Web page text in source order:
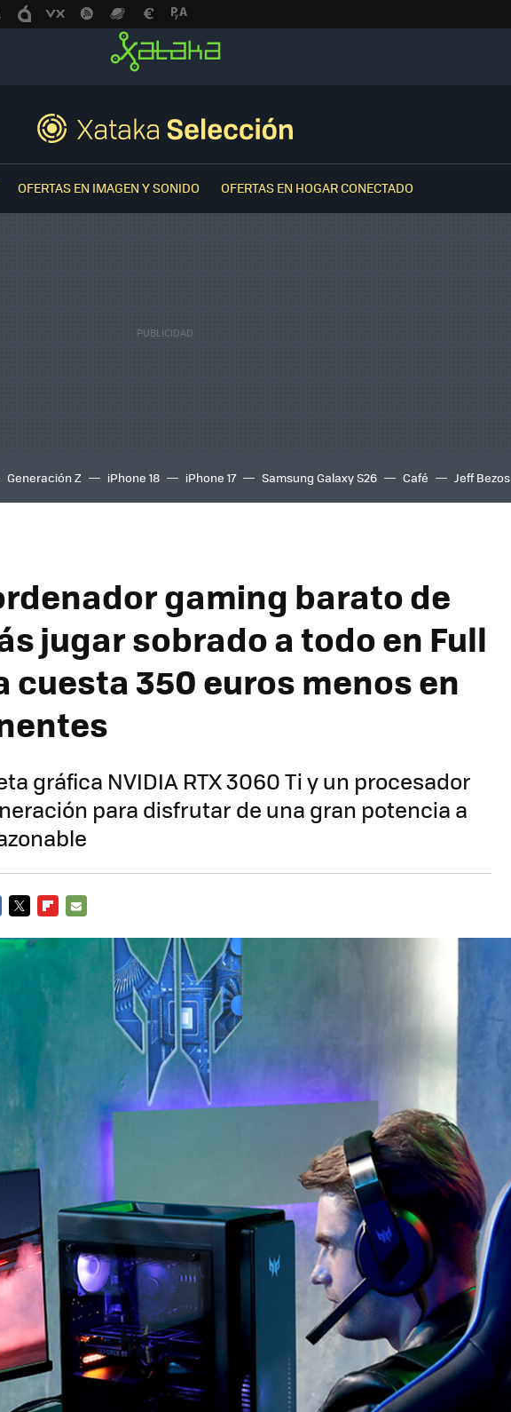
OFERTAS EN IMAGEN Y SONIDO OFERTAS EN HOGAR CONECTADO
Generación Z iPhone 18 iPhone 17 Samsung Galaxy S26 Café Jeff Bezos
gaming barato de
jugar sobrado a todo en Full
cuesta 350 euros menos en
gráfica NVIDIA RTX 3060 Ti y un procesador
para disfrutar de una gran potencia a
MAIL